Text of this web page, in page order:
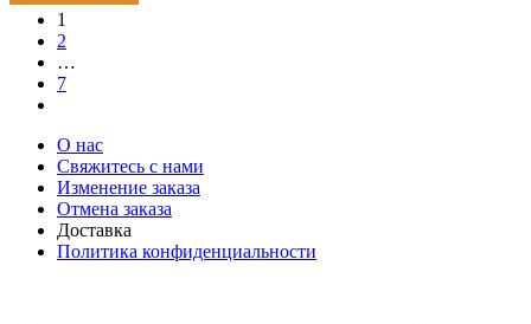
1
2
…
7
О нас
Свяжитесь с нами
Изменение заказа
Отмена заказа
Доставка
Политика конфиденциальности